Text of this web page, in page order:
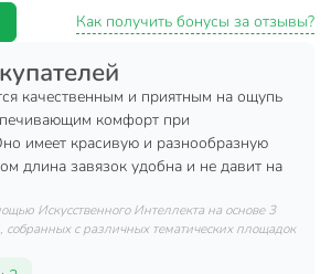
в каждой детали. Без кармана, он
для минималистов, предпочитающих
Размер изделия 62х75 см обеспечивает
позволяя свободно двигаться и
делами на кухне.
100% хлопок гарантирует
дизайн: белый цвет подходит для
Как получить бонусы за отзывы?
качественным и приятным на ощупь
комфорт при
имеет красивую и разнообразную
длина завязок удобна и не давит на
Искусственного Интеллекта на основе 3
собранных с различных тематических площадок